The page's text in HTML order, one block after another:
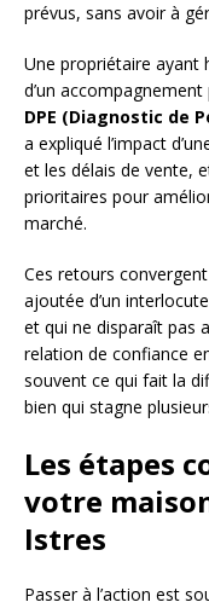
prévus, sans avoir à
Une propriétaire ayant
d’un
DPE (Diagnostic de
a expliqué l’impact
et les délais de vente,
prioritaires pour
marché.
Ces retours
ajoutée d’un
et qui ne disparaît pas
relation de confiance
souvent ce qui fait la
bien qui stagne
Les étapes
votre
Istres
Passer à l’action est